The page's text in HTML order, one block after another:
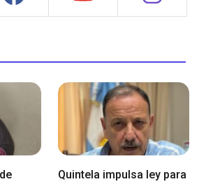
Quintela impulsa ley para